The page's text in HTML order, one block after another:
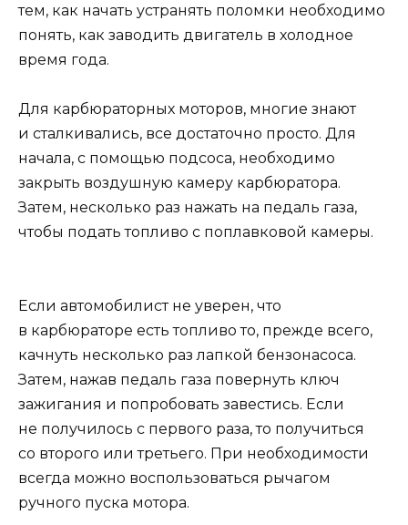
тем, как начать устранять поломки необходимо
понять, как заводить двигатель в холодное
время года.
Для карбюраторных моторов, многие знают
и сталкивались, все достаточно просто. Для
начала, с помощью подсоса, необходимо
закрыть воздушную камеру карбюратора.
Затем, несколько раз нажать на педаль газа,
чтобы подать топливо с поплавковой камеры.
Если автомобилист не уверен, что
в карбюраторе есть топливо то, прежде всего,
качнуть несколько раз лапкой бензонасоса.
Затем, нажав педаль газа повернуть ключ
зажигания и попробовать завестись. Если
не получилось с первого раза, то получиться
со второго или третьего. При необходимости
всегда можно воспользоваться рычагом
ручного пуска мотора.